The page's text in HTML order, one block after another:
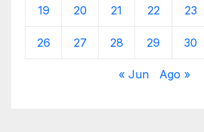
19 20 21 22 23
26 27 28 29 30
« Jun Ago »